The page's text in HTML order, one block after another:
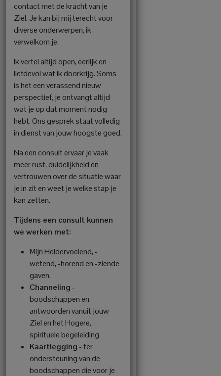
contact met de kracht van je
Ziel. Je kan bij mij terecht voor
diverse onderwerpen, ik
verwelkom je.
Ik vertel altijd open, eerlijk en
liefdevol wat ik doorkrijg. Soms
is het een verassend nieuw
perspectief, je ontvangt altijd
wat je op dat moment nodig
hebt. Ons gesprek staat volledig
in dienst van jouw hoogste goed.
Na een consult ervaar je vaak
meer rust, duidelijkheid en
vertrouwen over de situatie waar
je in zit en weet je welke stap je
kan zetten.
Tijdens een consult kunnen
we werken met:
Mijn Heldervoelend, -
wetend, -horend en -ziende
gaven.
Channeling -
boodschappen en
antwoorden vanuit jouw
Ziel en het Hogere,
spirituele begeleiding
Kaartlegging - ter
ondersteuning van de
boodschappen die voor je